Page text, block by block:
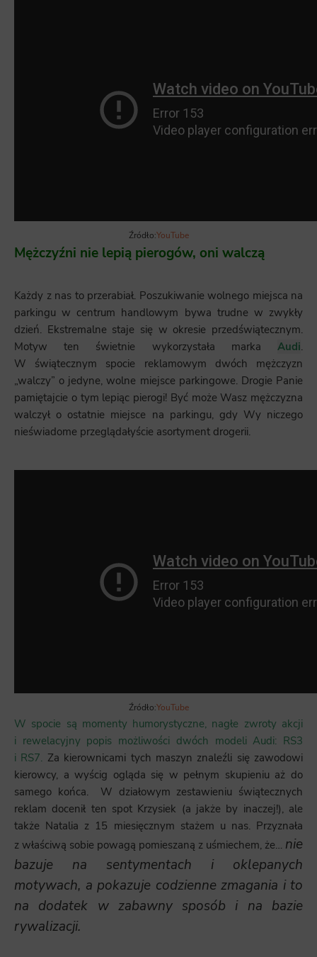
Źródło:YouTube
Mężczyźni nie lepią pierogów, oni walczą
Każdy z nas to przerabiał. Poszukiwanie wolnego miejsca na
parkingu w centrum handlowym bywa trudne w zwykły
dzień. Ekstremalne staje się w okresie przedświątecznym.
Motyw ten świetnie wykorzystała marka Audi.
W świątecznym spocie reklamowym dwóch mężczyzn
„walczy” o jedyne, wolne miejsce parkingowe. Drogie Panie
pamiętajcie o tym lepiąc pierogi! Być może Wasz mężczyzna
walczył o ostatnie miejsce na parkingu, gdy Wy niczego
nieświadome przeglądałyście asortyment drogerii.
Źródło:YouTube
W spocie są momenty humorystyczne, nagłe zwroty akcji
i rewelacyjny popis możliwości dwóch modeli Audi: RS3
i RS7. Za kierownicami tych maszyn znaleźli się zawodowi
kierowcy, a wyścig ogląda się w pełnym skupieniu aż do
samego końca. W działowym zestawieniu świątecznych
reklam docenił ten spot Krzysiek (a jakże by inaczej!), ale
także Natalia z 15 miesięcznym stażem u nas. Przyznała
z właściwą sobie powagą pomieszaną z uśmiechem, że… nie
bazuje na sentymentach i oklepanych
motywach, a pokazuje codzienne zmagania i to
na dodatek w zabawny sposób i na bazie
rywalizacji.